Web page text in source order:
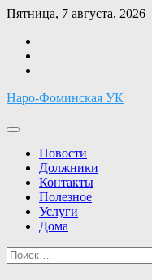
Перейти
содержимому
Пятница, 7 августа, 2026
Наро-Фоминская УК
Новости
Должники
Контакты
Полезное
Услуги
Дома
Найти: